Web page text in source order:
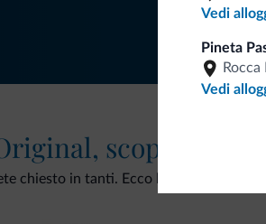
Vedi
Pineta
Vedi
scopri la
chiesto in tanti. Ecco la nuova